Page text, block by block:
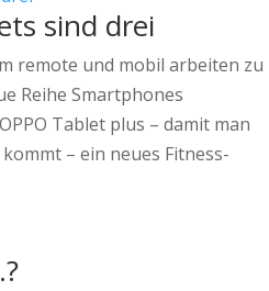
sind drei
remote und mobil arbeiten zu
Reihe Smartphones
Tablet plus – damit man
– ein neues Fitness-